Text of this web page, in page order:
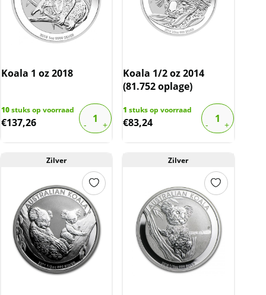
Koala 1 oz 2018
10stuks op voorraad
€137,26
Koala 1/2 oz 2014
(81.752 oplage)
1 stuks op voorraad
€83,24
Zilver Zilver